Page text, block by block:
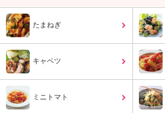
。
K
エ
ケ
たまねぎ
キャベツ
ミニトマト